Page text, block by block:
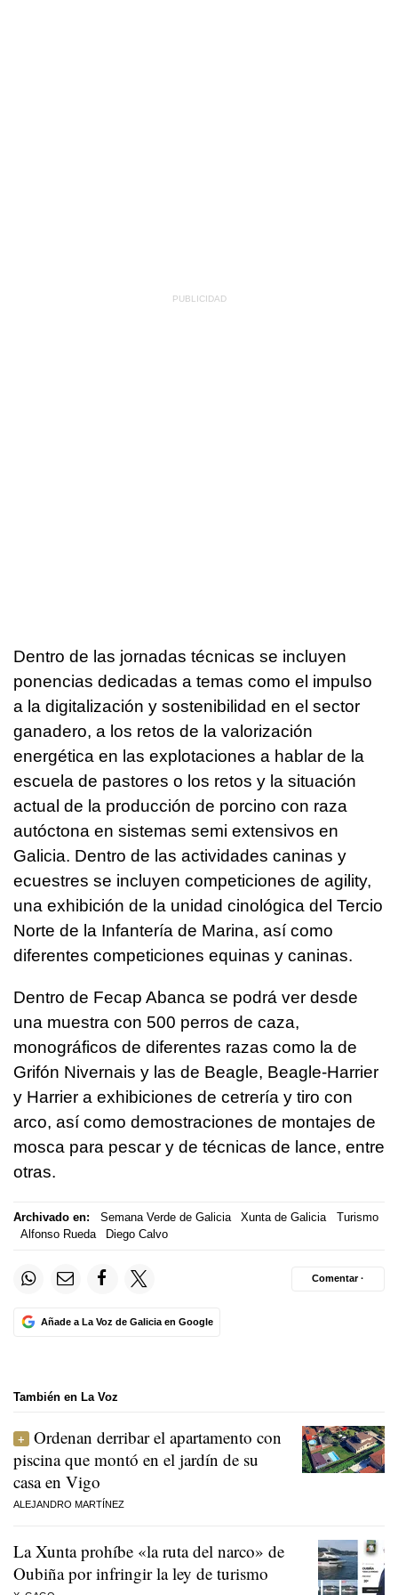
Dentro de las jornadas técnicas se incluyen
ponencias dedicadas a temas como el impulso
a la digitalización y sostenibilidad en el sector
ganadero, a los retos de la valorización
energética en las explotaciones a hablar de la
escuela de pastores o los retos y la situación
actual de la producción de porcino con raza
autóctona en sistemas semi extensivos en
Galicia. Dentro de las actividades caninas y
ecuestres se incluyen competiciones de agility,
una exhibición de la unidad cinológica del Tercio
Norte de la Infantería de Marina, así como
diferentes competiciones equinas y caninas.
Dentro de Fecap Abanca se podrá ver desde
una muestra con 500 perros de caza,
monográficos de diferentes razas como la de
Grifón Nivernais y las de Beagle, Beagle-Harrier
y Harrier a exhibiciones de cetrería y tiro con
arco, así como demostraciones de montajes de
mosca para pescar y de técnicas de lance, entre
otras.
Archivado en: Semana Verde de Galicia Xunta de Galicia
Turismo
Alfonso Rueda
Diego Calvo
Añade a La Voz de Galicia en Google
Comentar ·
También en La Voz
Ordenan derribar el apartamento con
piscina que montó en el jardín de su
casa en Vigo
ALEJANDRO MARTÍNEZ
La Xunta prohíbe «la ruta del narco» de
Oubiña por infringir la ley de turismo